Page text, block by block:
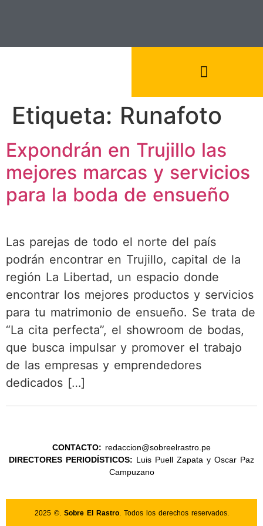
Etiqueta: Runafoto
Expondrán en Trujillo las
mejores marcas y servicios
para la boda de ensueño
Las parejas de todo el norte del país
podrán encontrar en Trujillo, capital de la
región La Libertad, un espacio donde
encontrar los mejores productos y servicios
para tu matrimonio de ensueño. Se trata de
“La cita perfecta”, el showroom de bodas,
que busca impulsar y promover el trabajo
de las empresas y emprendedores
dedicados […]
CONTACTO: redaccion@sobreelrastro.pe
DIRECTORES PERIODÍSTICOS: Luis Puell Zapata y Oscar Paz
Campuzano
2025 ©. Sobre El Rastro. Todos los derechos reservados.